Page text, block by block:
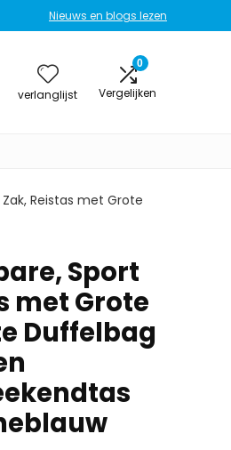
Nieuws en blogs lezen
verlanglijst
0
Vergelijken
Reistas met Grote
Sport
met Grote
Duffelbag